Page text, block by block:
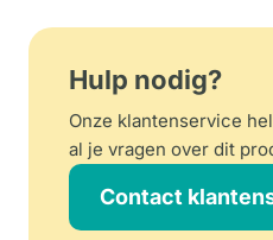
Hulp nodig?
Onze klantenservice
al je vragen over dit
Contact